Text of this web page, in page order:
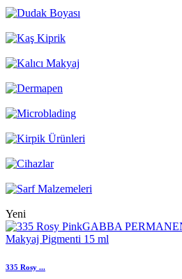
Yeni
335 Rosy ...